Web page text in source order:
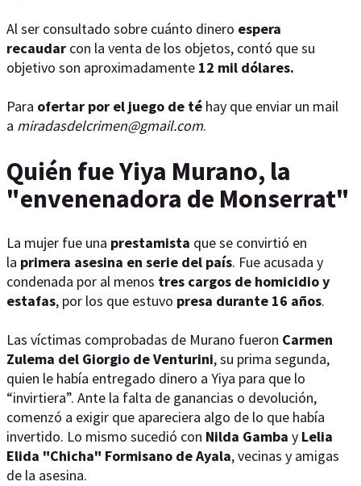
Al ser consultado sobre cuánto dinero espera
recaudar con la venta de los objetos, contó que su
objetivo son aproximadamente 12 mil dólares.
Para ofertar por el juego de té hay que enviar un mail
a miradasdelcrimen@gmail.com.
Quién fue Yiya Murano, la
"envenenadora de Monserrat"
La mujer fue una prestamista que se convirtió en
la primera asesina en serie del país. Fue acusada y
condenada por al menos tres cargos de homicidio y
estafas, por los que estuvo presa durante 16 años.
Las víctimas comprobadas de Murano fueron Carmen
Zulema del Giorgio de Venturini, su prima segunda,
quien le había entregado dinero a Yiya para que lo
“invirtiera”. Ante la falta de ganancias o devolución,
comenzó a exigir que apareciera algo de lo que había
invertido. Lo mismo sucedió con Nilda Gamba y Lelia
Elida "Chicha" Formisano de Ayala, vecinas y amigas
de la asesina.